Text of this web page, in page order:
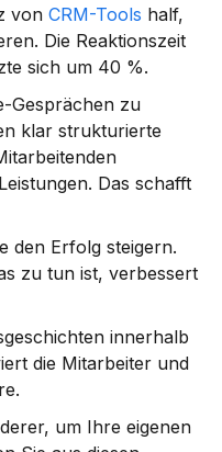
von CRM-Tools half,
Die Reaktionszeit
sich um 40 %.
Gesprächen zu
klar strukturierte
Das schafft
den Erfolg steigern.
zu tun ist, verbessert
innerhalb
die Mitarbeiter und
um Ihre eigenen